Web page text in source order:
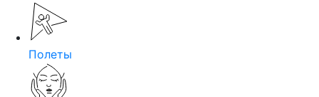
Полеты